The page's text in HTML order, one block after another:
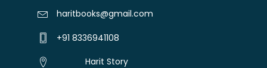
haritbooks@gmail.com
+91 8336941108
Harit Story